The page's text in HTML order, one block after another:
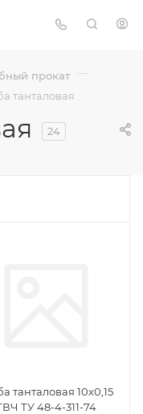
прокат —
танталовая
24
танталовая 10х0,15
ТУ 48-4-311-74